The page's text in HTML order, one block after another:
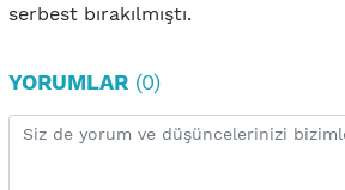
serbest bırakılmıştı.
YORUMLAR (0)